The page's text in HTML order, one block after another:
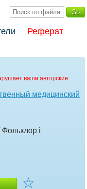
Реферат
ваши авторские
медицинский
Фольклор і
☆